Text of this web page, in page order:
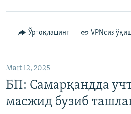
Ўртоқлашинг VPNсиз
Mart 12, 2025
БП: Самарқандда
масжид бузиб